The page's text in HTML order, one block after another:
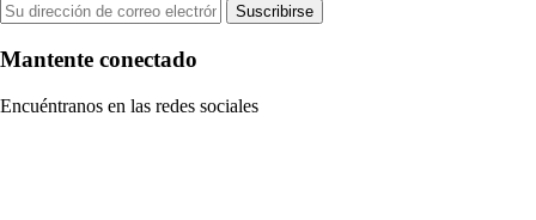
Suscribirse
Mantente conectado
Encuéntranos en las redes sociales